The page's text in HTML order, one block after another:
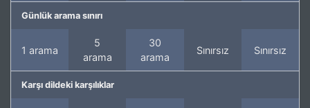
Günlük arama sınırı
1 arama
5
arama
30
arama
Sınırsız Sınırsız
Karşı dildeki karşılıklar